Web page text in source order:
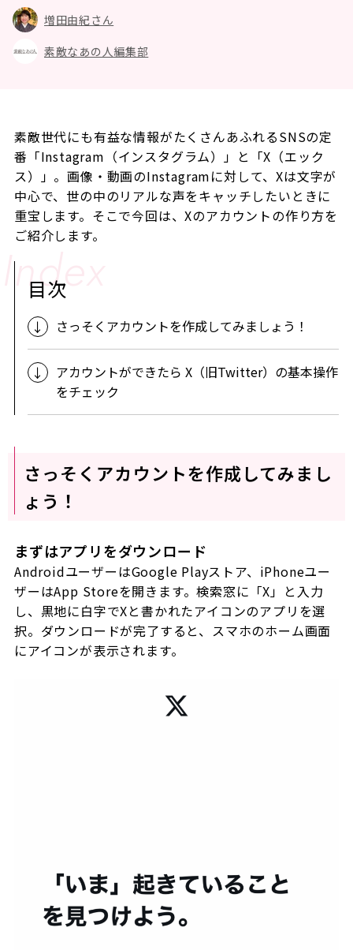
増田由紀さん
素敵なあの人編集部
素敵世代にも有益な情報がたくさんあふれるSNSの定
番「Instagram（インスタグラム）」と「X（エック
ス）」。画像・動画のInstagramに対して、Xは文字が
中心で、世の中のリアルな声をキャッチしたいときに
重宝します。そこで今回は、Xのアカウントの作り方を
ご紹介します。
目次
さっそくアカウントを作成してみましょう！
アカウントができたら X（旧Twitter）の基本操作
をチェック
さっそくアカウントを作成してみまし
ょう！
まずはアプリをダウンロード
AndroidユーザーはGoogle Playストア、 iPhoneユー
ザーはApp Storeを開きます。検索窓に「X 」と入力
し、黒地に白字でXと書かれたアイコンのアプリを選
択。ダウンロードが完了すると、スマホのホーム画面
にアイコンが表示されます。